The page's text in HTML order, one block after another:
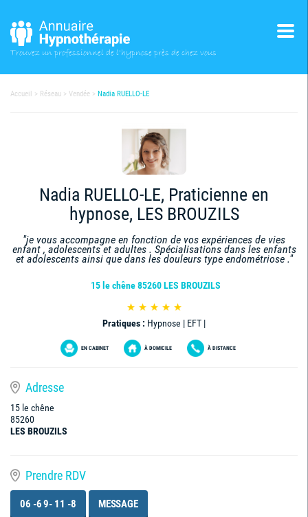
Trouvez un professionnelde l'hypnose près de chez vous
Accueil Réseau Vendée Nadia RUELLO-LE
Nadia RUELLO-LE, Praticienne en
hypnose, LES BROUZILS
"je vous accompagne en fonction de vos expériences de vies
enfant , adolescents et adultes . Spécialisations dans les enfants
et adolescents ainsi que dans les douleurs type endométriose ."
15 le chêne 85260 LES BROUZILS
Pratiques : Hypnose | EFT |
EN CABINET À DOMICILE À DISTANCE
Adresse
15 le chêne
85260
LES BROUZILS
Prendre RDV
06 -6 9- 11 -8 MESSAGE